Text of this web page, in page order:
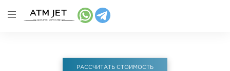
РАССЧИТАТЬ СТОИМОСТЬ